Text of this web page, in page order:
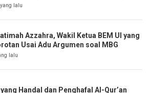
lalu
Azzahra, Wakil Ketua BEM UI yang
Usai Adu Argumen soal MBG
lalu
Handal dan Penghafal Al-Qur’an